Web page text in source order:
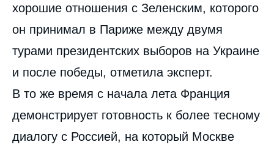
хорошие отношения с Зеленским, которого
он принимал в Париже между двумя
турами президентских выборов на Украине
и после победы, отметила эксперт.
В то же время с начала лета Франция
демонстрирует готовность к более тесному
диалогу с Россией, на который Москве